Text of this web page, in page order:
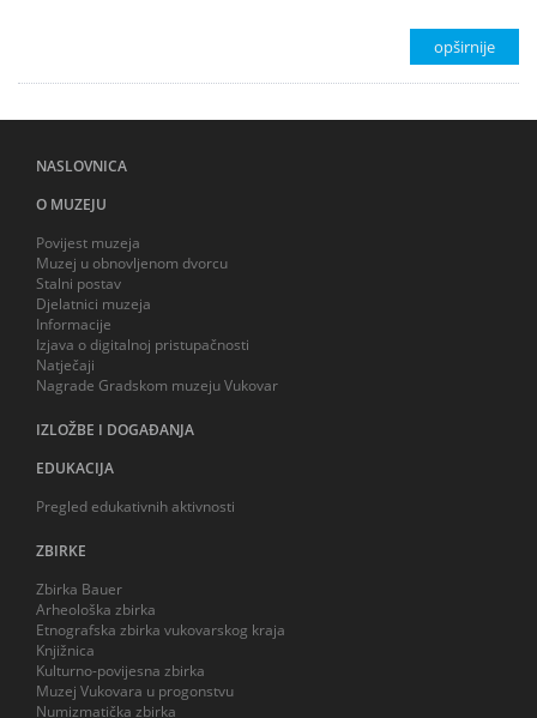
opširnije
NASLOVNICA
O MUZEJU
Povijest muzeja
Muzej u obnovljenom dvorcu
Stalni postav
Djelatnici muzeja
Informacije
Izjava o digitalnoj pristupačnosti
Natječaji
Nagrade Gradskom muzeju Vukovar
IZLOŽBE I DOGAĐANJA
EDUKACIJA
Pregled edukativnih aktivnosti
ZBIRKE
Zbirka Bauer
Arheološka zbirka
Etnografska zbirka vukovarskog kraja
Knjižnica
Kulturno-povijesna zbirka
Muzej Vukovara u progonstvu
Numizmatička zbirka